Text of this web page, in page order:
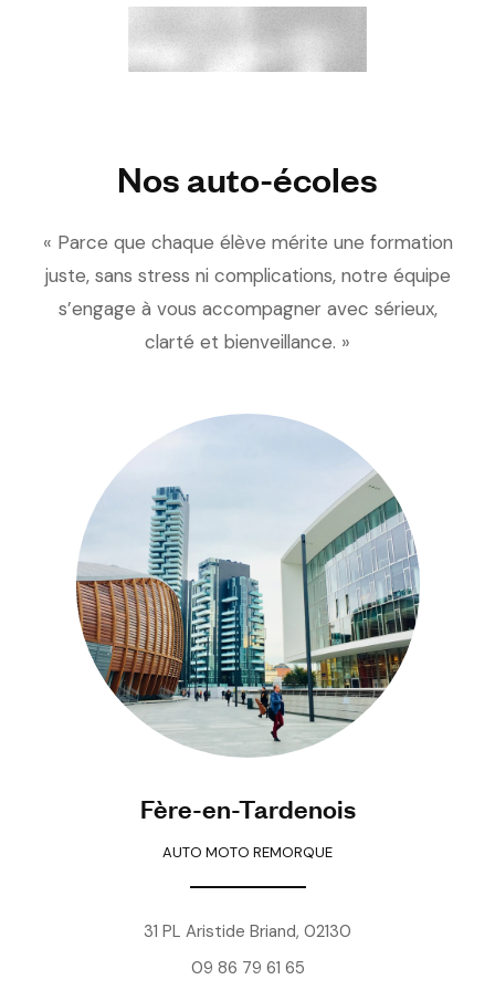
Nos auto-écoles
« Parce que chaque élève mérite une formation
juste, sans stress ni complications, notre équipe
s’engage à vous accompagner avec sérieux,
clarté et bienveillance. »
Fère-en-Tardenois
AUTO MOTO REMORQUE
31 PL Aristide Briand, 02130
09 86 79 61 65